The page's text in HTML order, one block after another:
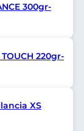
300gr-
220gr-
XS